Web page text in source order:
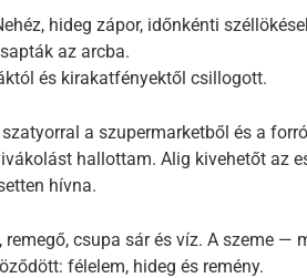
hideg zápor, időnkénti
az arcba.
és kirakatfényektől csillogott.
a szupermarketből és a
hallottam. Alig kivehetőt az
hívna.
csupa sár és víz. A szeme —
félelem, hideg és remény.